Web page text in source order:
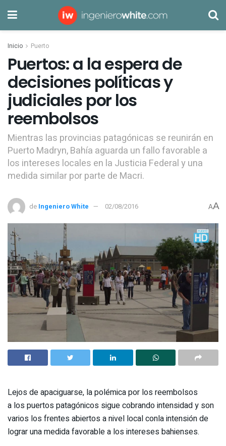
Inicio Puerto
Puertos: a la espera de
decisiones políticas y
judiciales por los
reembolsos
Mientras las provincias patagónicas se reunirán en
Puerto Madryn, Bahía aguarda un fallo favorable a
los intereses locales en la Justicia Federal y una
medida similar por parte de Macri.
de Ingeniero White 02/08/2016 AA
Lejos de apaciguarse, la polémica por los reembolsos
a los puertos patagónicos sigue cobrando intensidad y son
varios los frentes abiertos a nivel local conla intensión de
lograr una medida favorable a los intereses bahienses.